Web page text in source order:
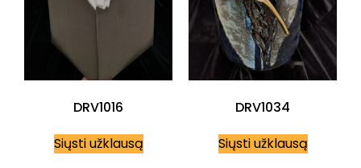
DRV1016
Siųsti užklausą
DRV1034
Siųsti užklausą